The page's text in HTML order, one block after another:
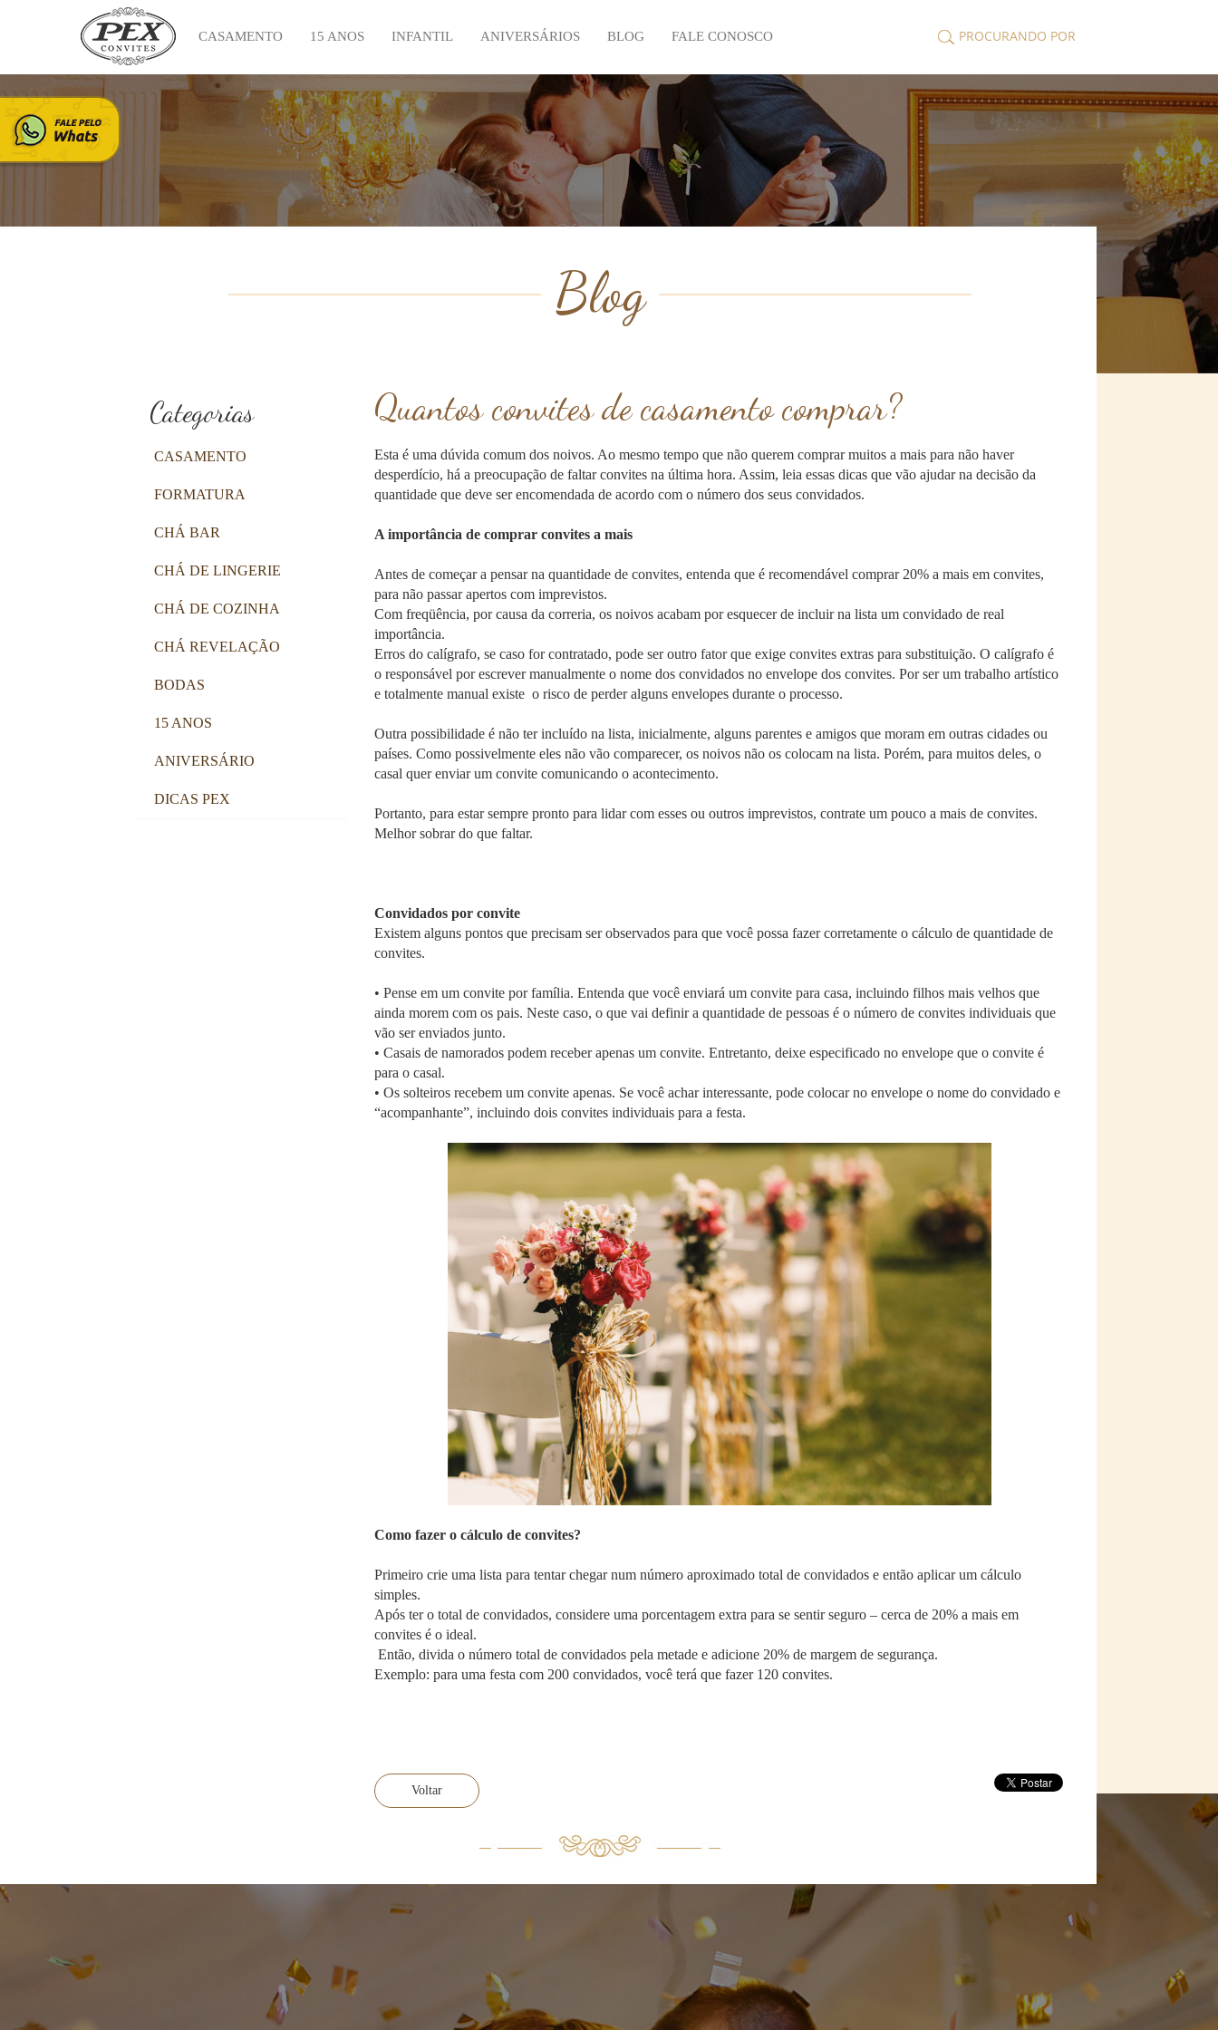
CASAMENTO 15 ANOS INFANTIL ANIVERSÁRIOS BLOG FALE CONOSCO PROCURANDO POR
Blog
Categorias
CASAMENTO
FORMATURA
CHÁ BAR
CHÁ DE LINGERIE
CHÁ DE COZINHA
CHÁ REVELAÇÃO
BODAS
15 ANOS
ANIVERSÁRIO
DICAS PEX
Quantos convites de casamento comprar?
Esta é uma dúvida comum dos noivos. Ao mesmo tempo que não querem comprar muitos a mais para não haver
desperdício, há a preocupação de faltar convites na última hora. Assim, leia essas dicas que vão ajudar na decisão da
quantidade que deve ser encomendada de acordo com o número dos seus convidados.
A importância de comprar convites a mais
Antes de começar a pensar na quantidade de convites, entenda que é recomendável comprar 20% a mais em convites,
para não passar apertos com imprevistos.
Com freqüência, por causa da correria, os noivos acabam por esquecer de incluir na lista um convidado de real
importância.
Erros do calígrafo, se caso for contratado, pode ser outro fator que exige convites extras para substituição. O calígrafo é
o responsável por escrever manualmente o nome dos convidados no envelope dos convites. Por ser um trabalho artístico
e totalmente manual existe o risco de perder alguns envelopes durante o processo.
Outra possibilidade é não ter incluído na lista, inicialmente, alguns parentes e amigos que moram em outras cidades ou
países. Como possivelmente eles não vão comparecer, os noivos não os colocam na lista. Porém, para muitos deles, o
casal quer enviar um convite comunicando o acontecimento.
Portanto, para estar sempre pronto para lidar com esses ou outros imprevistos, contrate um pouco a mais de convites.
Melhor sobrar do que faltar.
Convidados por convite
Existem alguns pontos que precisam ser observados para que você possa fazer corretamente o cálculo de quantidade de
convites.
• Pense em um convite por família. Entenda que você enviará um convite para casa, incluindo filhos mais velhos que
ainda morem com os pais. Neste caso, o que vai definir a quantidade de pessoas é o número de convites individuais que
vão ser enviados junto.
• Casais de namorados podem receber apenas um convite. Entretanto, deixe especificado no envelope que o convite é
para o casal.
• Os solteiros recebem um convite apenas. Se você achar interessante, pode colocar no envelope o nome do convidado e
“acompanhante”, incluindo dois convites individuais para a festa.
Como fazer o cálculo de convites?
Primeiro crie uma lista para tentar chegar num número aproximado total de convidados e então aplicar um cálculo
simples.
Após ter o total de convidados, considere uma porcentagem extra para se sentir seguro – cerca de 20% a mais em
convites é o ideal.
Então, divida o número total de convidados pela metade e adicione 20% de margem de segurança.
Exemplo: para uma festa com 200 convidados, você terá que fazer 120 convites.
Voltar